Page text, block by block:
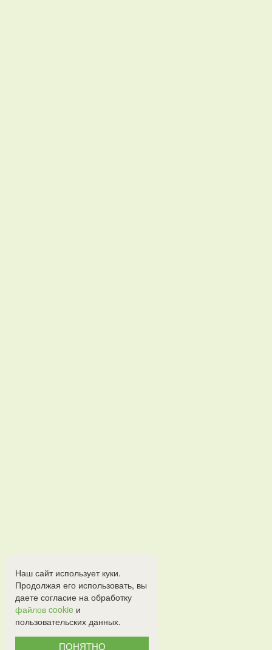
Наш сайт использует куки.
Продолжая его использовать, вы
даете согласие на обработку
файлов cookie и
пользовательских данных.
ПОНЯТНО